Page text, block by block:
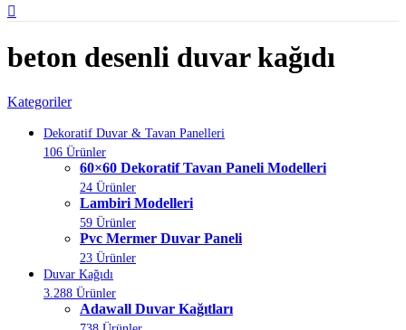
beton desenli duvar kağıdı
Kategoriler
Dekoratif Duvar & Tavan Panelleri
106 Ürünler
60×60 Dekoratif Tavan Paneli Modelleri
24 Ürünler
Lambiri Modelleri
59 Ürünler
Pvc Mermer Duvar Paneli
23 Ürünler
Duvar Kağıdı
3.288 Ürünler
Adawall Duvar Kağıtları